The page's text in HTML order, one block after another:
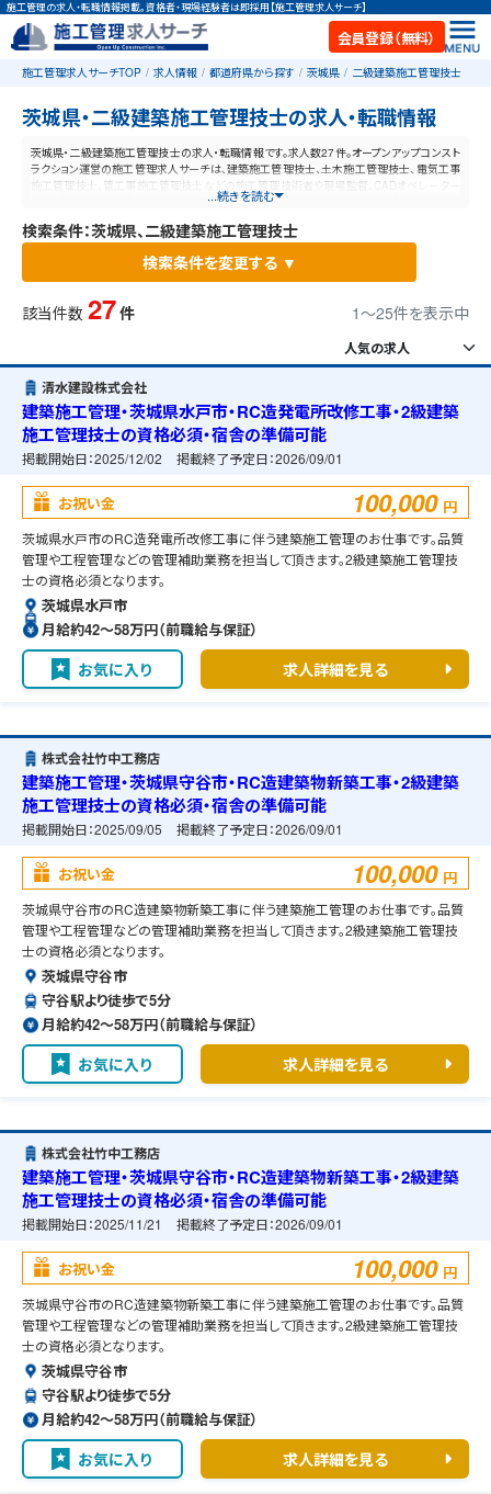
施工管理の求人・転職情報掲載。資格者・現場経験者は即採用【施工管理求人サーチ】
会員登録（無料）
施工管理求人サーチTOP 求人情報 都道府県から探す 茨城県 二級建築施工管理技士
茨城県・二級建築施工管理技士の求人・転職情報
茨城県・二級建築施工管理技士の求人・転職情報です。求人数27件。オープンアップコンスト
ラクション運営の施工管理求人サーチは、建築施工管理技士、土木施工管理技士、電気工事
施工管理技士、管工事施工管理技士などの施工管理技術者や現場監督、CADオペレーター
など、施工管理と建設業に特化した業界最大規模の求人ポータルサイトです。【毎日更新】業
...続きを読む
検索条件：茨城県、二級建築施工管理技士
検索条件を変更する ▼
該当件数 27 件 1〜25件を表示中
清水建設株式会社
建築施工管理・茨城県水戸市・RC造発電所改修工事・2級建築
施工管理技士の資格必須・宿舎の準備可能
掲載開始日：2025/12/02 掲載終了予定日：2026/09/01
お祝い金 100,000 円
茨城県水戸市のRC造発電所改修工事に伴う建築施工管理のお仕事です。品質
管理や工程管理などの管理補助業務を担当して頂きます。2級建築施工管理技
士の資格必須となります。
茨城県水戸市
月給約42〜58万円（前職給与保証）
お気に入り 求人詳細を見る
株式会社竹中工務店
建築施工管理・茨城県守谷市・RC造建築物新築工事・2級建築
施工管理技士の資格必須・宿舎の準備可能
掲載開始日：2025/09/05 掲載終了予定日：2026/09/01
お祝い金 100,000 円
茨城県守谷市のRC造建築物新築工事に伴う建築施工管理のお仕事です。品質
管理や工程管理などの管理補助業務を担当して頂きます。2級建築施工管理技
士の資格必須となります。
茨城県守谷市
守谷駅より徒歩で5分
月給約42〜58万円（前職給与保証）
お気に入り 求人詳細を見る
株式会社竹中工務店
建築施工管理・茨城県守谷市・RC造建築物新築工事・2級建築
施工管理技士の資格必須・宿舎の準備可能
掲載開始日：2025/11/21 掲載終了予定日：2026/09/01
お祝い金 100,000 円
茨城県守谷市のRC造建築物新築工事に伴う建築施工管理のお仕事です。品質
管理や工程管理などの管理補助業務を担当して頂きます。2級建築施工管理技
士の資格必須となります。
茨城県守谷市
守谷駅より徒歩で5分
月給約42〜58万円（前職給与保証）
お気に入り 求人詳細を見る